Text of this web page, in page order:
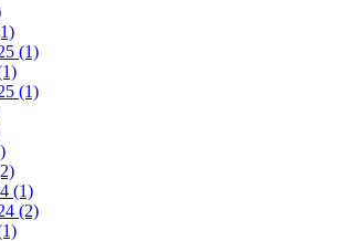
(1)
(1)
(1)
(2)